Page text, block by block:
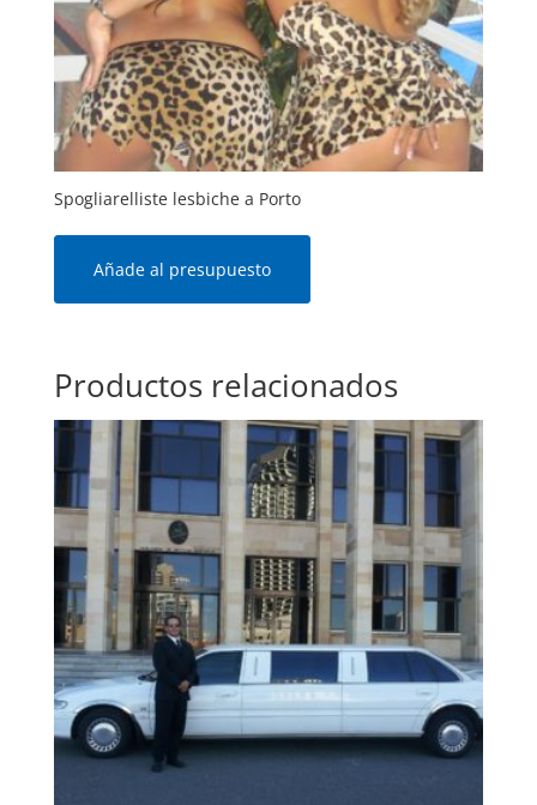
Spogliarelliste lesbiche a Porto
Añade al presupuesto
Productos relacionados